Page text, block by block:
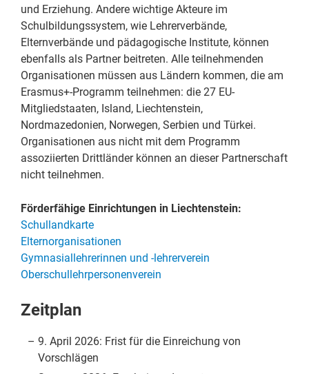
und Erziehung. Andere wichtige Akteure im
Schulbildungssystem, wie Lehrerverbände,
Elternverbände und pädagogische Institute, können
ebenfalls als Partner beitreten. Alle teilnehmenden
Organisationen müssen aus Ländern kommen, die am
Erasmus+-Programm teilnehmen: die 27 EU-
Mitgliedstaaten, Island, Liechtenstein,
Nordmazedonien, Norwegen, Serbien und Türkei.
Organisationen aus nicht mit dem Programm
assoziierten Drittländer können an dieser Partnerschaft
nicht teilnehmen.
Förderfähige Einrichtungen in Liechtenstein:
Schullandkarte
Elternorganisationen
Gymnasiallehrerinnen und -lehrerverein
Oberschullehrpersonenverein
Zeitplan
9. April 2026: Frist für die Einreichung von
Vorschlägen